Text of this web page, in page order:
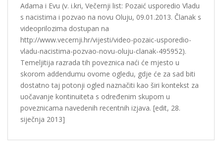
Adama i Evu (v. i.kri, Večernji list: Pozaić usporedio Vladu
s nacistima i pozvao na novu Oluju, 09.01.2013. Članak s
videoprilozima dostupan na
http://www.vecernji.hr/vijesti/video-pozaic-usporedio-
vladu-nacistima-pozvao-novu-oluju-clanak-495952).
Temeljitija razrada tih poveznica naći će mjesto u
skorom addendumu ovome ogledu, gdje će za sad biti
dostatno taj potonji ogled naznačiti kao širi kontekst za
uočavanje kontinuiteta s određenim skupom u
poveznicama navedenih recentnih izjava. [edit, 28.
siječnja 2013]